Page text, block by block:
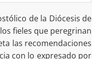
de la Diócesis de
fieles que peregrinan
las recomendaciones
con lo expresado por